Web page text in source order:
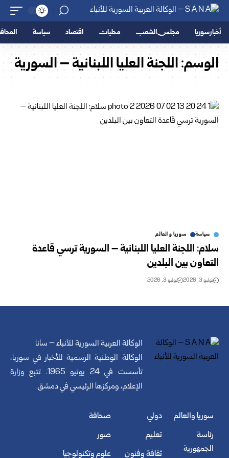
أخبار سوريا مجلس الشعب محليات اقتصاد سياسة
الوسم:اللجنة العليا اللبنانية – السورية
سياسة سوريا والعالم
سلام: اللجنة العليا اللبنانية – السورية ترسي قاعدة
التعاون بين البلدين
يوليو 3, 2026 يوليو 3, 2026
الوكالة العربية السورية للأنباء – سانا
الوكالة الوطنية الرسمية للأخبار في سوريا،
تأسست في 24 يونيو 1965. تتبع وزارة
الإعلام، ومركزها الرئيسي في دمشق.
سوريا والعالم
رئاسة
الجمهورية
دولي
تعليم
ثقافة وفنون
صحافة
صور
علوم وتكنولوجيا